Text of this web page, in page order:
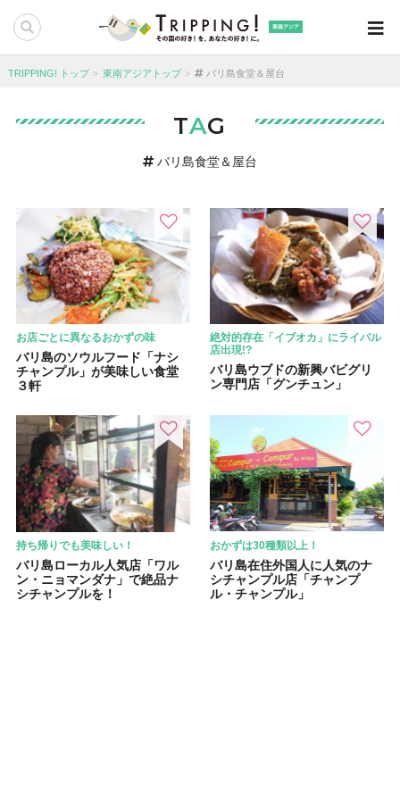
東南アジア
TRIPPING! トップ 東南アジアトップ バリ島食堂＆屋台
TAG
バリ島食堂＆屋台
お店ごとに異なるおかずの味
バリ島のソウルフード「ナシ
チャンプル」が美味しい食堂
３軒
絶対的存在「イブオカ」にライバル
店出現!?
バリ島ウブドの新興バビグリ
ン専門店「グンチュン」
持ち帰りでも美味しい！
バリ島ローカル人気店「ワル
ン・ニョマンダナ」で絶品ナ
シチャンプルを！
おかずは30種類以上！
バリ島在住外国人に人気のナ
シチャンプル店「チャンプ
ル・チャンプル」